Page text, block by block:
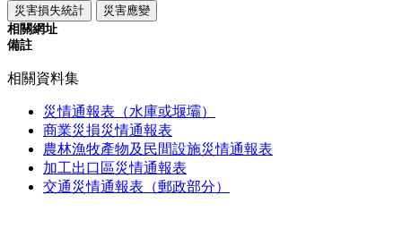
災害損失統計
災害應變
相關網址
備註
相關資料集
災情通報表（水庫或堰壩）
商業災損災情通報表
農林漁牧產物及民間設施災情通報表
加工出口區災情通報表
交通災情通報表（郵政部分）